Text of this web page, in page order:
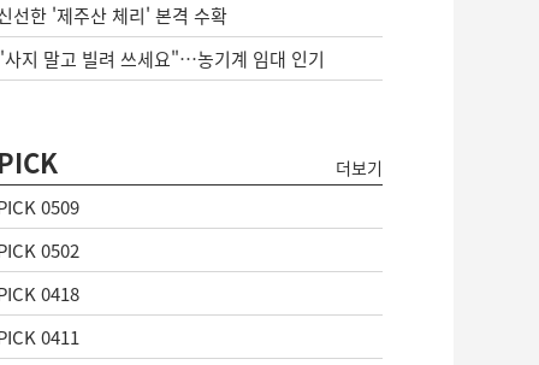
선한 '제주산 체리' 본격 수확
지 말고 빌려 쓰세요"…농기계 임대 인기
PICK 더보기
0509
0502
0418
0411